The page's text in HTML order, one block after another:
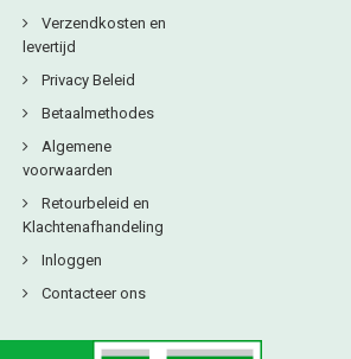
Verzendkosten en
levertijd
Privacy Beleid
Betaalmethodes
Algemene
voorwaarden
Retourbeleid en
Klachtenafhandeling
Inloggen
Contacteer ons